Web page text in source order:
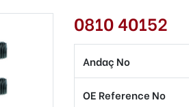
0810 40152
Andaç No
OE Reference No